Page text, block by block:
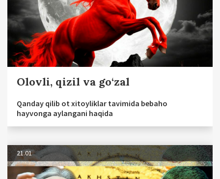
Olovli, qizil va go‘zal
Qanday qilib ot xitoyliklar tavimida bebaho
hayvonga aylangani haqida
21.01